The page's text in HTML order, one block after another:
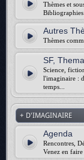
Thèmes et
Autres
Thèmes
SF,
Science,
l'imaginaire :
temps...
+ D'IMAGINAIRE
Agenda
Rencontres,
Venez en